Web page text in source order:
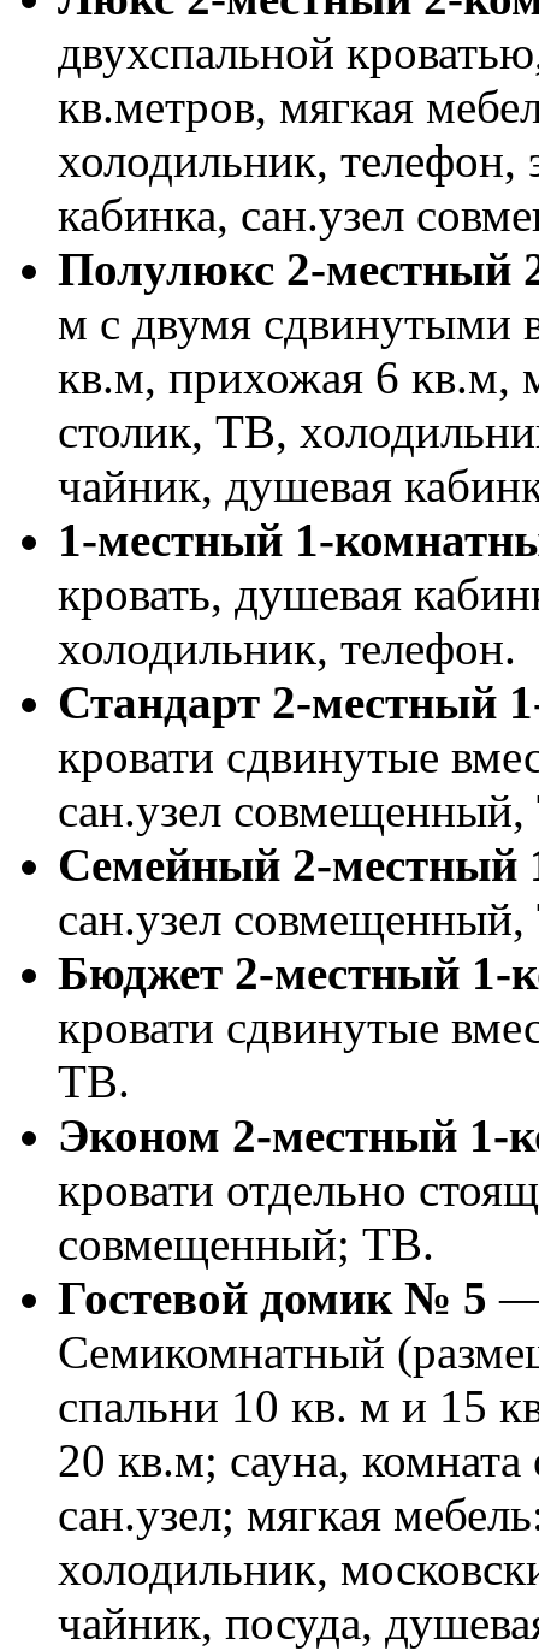
двухспальной
кв.метров, мягкая
холодильник, телефон,
кабинка, сан.узел
Полулюкс 2-местный
м с двумя сдвинутыми
кв.м, прихожая 6 кв.м,
столик, ТВ,
чайник, душевая
1-местный 1-
кровать, душевая
холодильник, телефон.
Стандарт 2-местный
кровати сдвинутые
сан.узел
Семейный 2-местный
сан.узел
Бюджет 2-местный 1-
кровати сдвинутые
ТВ.
Эконом 2-местный 1-
кровати отдельно
совмещенный; ТВ.
Гостевой домик № 5 —
Семикомнатный
спальни 10 кв. м и 15
20 кв.м; сауна,
сан.узел; мягкая
холодильник,
чайник, посуда,